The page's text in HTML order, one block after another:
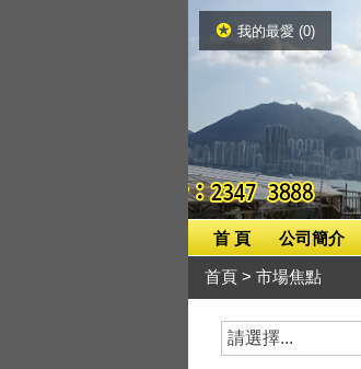
我的最愛 (0)
首 頁 公司簡介
首頁 > 市場焦點
請選擇...